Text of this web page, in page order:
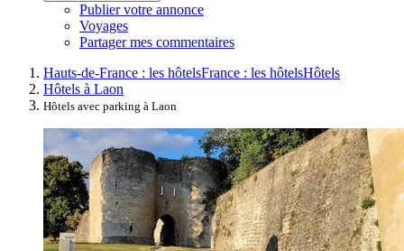
Publier votre annonce
Voyages
Partager mes commentaires
Hauts-de-France : les hôtelsFrance : les hôtelsHôtels
Hôtels à Laon
Hôtels avec parking à Laon